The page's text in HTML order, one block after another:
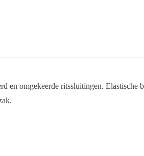
omgekeerde ritssluitingen. Elastische